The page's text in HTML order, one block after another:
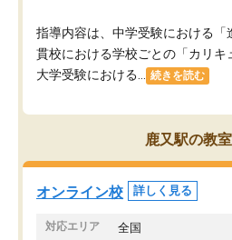
指導内容は、中学受験における
貫校における学校ごとの「カリキ
大学受験における...
続きを読む
鹿又駅の教
オンライン校 詳しく見る
対応エリア 全国